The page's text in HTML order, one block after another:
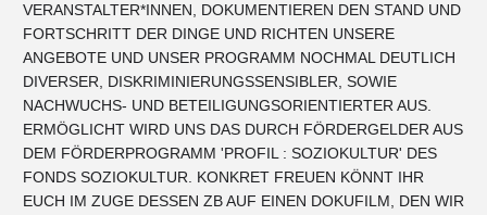
VERANSTALTER*INNEN, DOKUMENTIEREN DEN STAND UND
FORTSCHRITT DER DINGE UND RICHTEN UNSERE
ANGEBOTE UND UNSER PROGRAMM NOCHMAL DEUTLICH
DIVERSER, DISKRIMINIERUNGSSENSIBLER, SOWIE
NACHWUCHS- UND BETEILIGUNGSORIENTIERTER AUS.
ERMÖGLICHT WIRD UNS DAS DURCH FÖRDERGELDER AUS
DEM FÖRDERPROGRAMM 'PROFIL : SOZIOKULTUR' DES
FONDS SOZIOKULTUR. KONKRET FREUEN KÖNNT IHR
EUCH IM ZUGE DESSEN ZB AUF EINEN DOKUFILM, DEN WIR